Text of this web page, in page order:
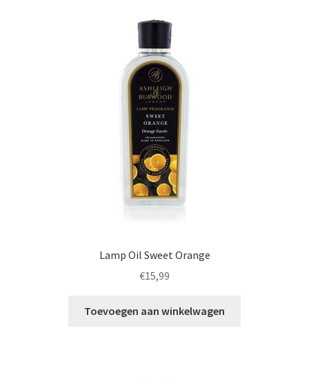
Lamp Oil Sweet Orange
€15,99
Toevoegen aan winkelwagen